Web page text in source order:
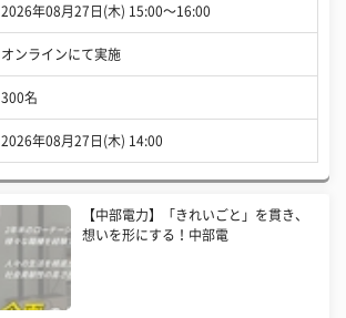
2026年08月27日(木) 15:00〜16:00
オンラインにて実施
300名
2026年08月27日(木) 14:00
【中部電力】「きれいごと」を貫き、
想いを形にする！中部電